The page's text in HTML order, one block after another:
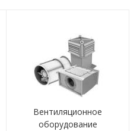
Вентиляционное
оборудование